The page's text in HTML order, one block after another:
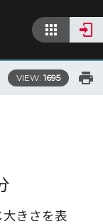
VIEW: 1695
きさを表